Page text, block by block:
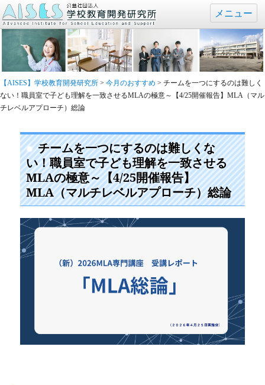
メニュー
【AISES】学校教育開発研究所 > 今月のおすすめ > チームを一つにするのは難しく
ない！職員室で子ども理解を一致させるMLAの極意～【4/25開催報告】MLA（マル
チレベルアプローチ）総論
チームを一つにするのは難しくな
い！職員室で子ども理解を一致させる
MLAの極意～【4/25開催報告】
MLA（マルチレベルアプローチ）総論